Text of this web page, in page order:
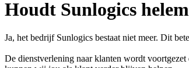
Houdt Sunlogics
Ja, het bedrijf Sunlogics bestaat niet meer. Dit
De dienstverlening naar klanten wordt